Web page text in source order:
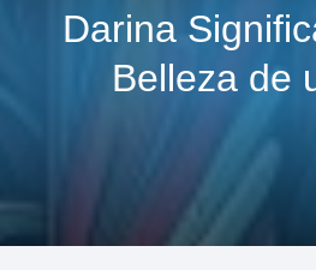
Darina
Belleza de